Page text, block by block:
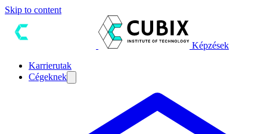
Skip to content
Képzések
Karrierutak
Cégeknek